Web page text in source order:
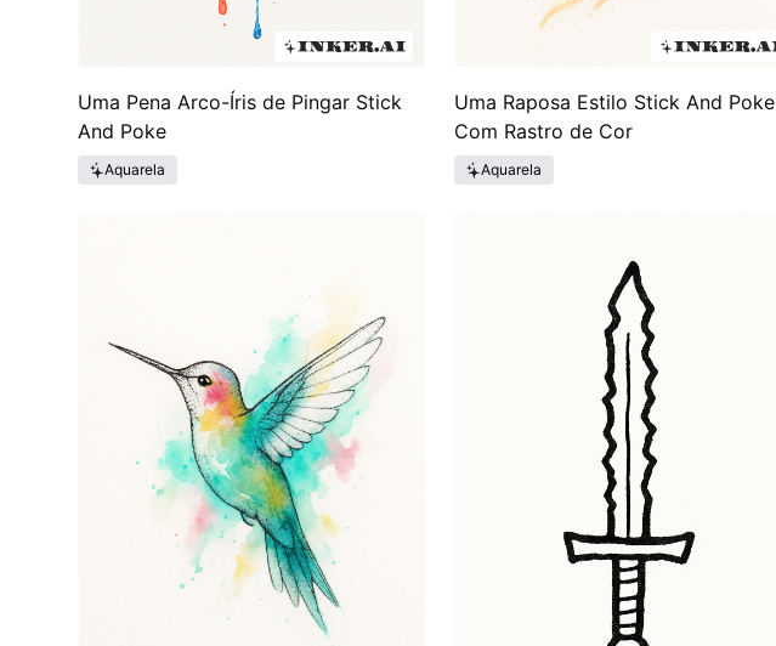
Uma Pena Arco-Íris de Pingar Stick
And Poke
Aquarela
Uma Raposa Estilo Stick And Poke
Com Rastro de Cor
Aquarela